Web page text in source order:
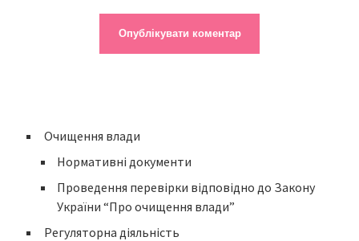
Очищення влади
Нормативні документи
Проведення перевірки відповідно до Закону
України “Про очищення влади”
Регуляторна діяльність